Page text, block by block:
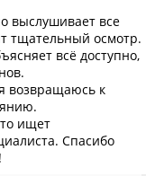
выслушивает все
тщательный осмотр.
всё доступно,
возвращаюсь к
ищет
Спасибо